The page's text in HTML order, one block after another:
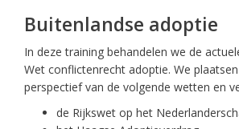
Buitenlandse adoptie
In deze training behandelen we de
Wet conflictenrecht adoptie. We
perspectief van de volgende wetten en
de Rijkswet op het